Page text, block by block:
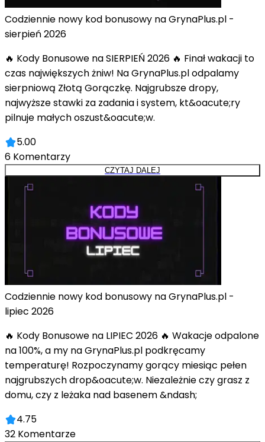
Codziennie nowy kod bonusowy na GrynaPlus.pl -
sierpień 2026
🔥 Kody Bonusowe na SIERPIEŃ 2026 🔥 Finał wakacji to
czas największych żniw! Na GrynaPlus.pl odpalamy
sierpniową Złotą Gorączkę. Najgrubsze dropy,
najwyższe stawki za zadania i system, kt&oacute;ry
pilnuje małych oszust&oacute;w.
5.00
6 Komentarzy
CZYTAJ DALEJ
Codziennie nowy kod bonusowy na GrynaPlus.pl -
lipiec 2026
🔥 Kody Bonusowe na LIPIEC 2026 🔥 Wakacje odpalone
na 100%, a my na GrynaPlus.pl podkręcamy
temperaturę! Rozpoczynamy gorący miesiąc pełen
najgrubszych drop&oacute;w. Niezależnie czy grasz z
domu, czy z leżaka nad basenem &ndash;
4.75
32 Komentarze